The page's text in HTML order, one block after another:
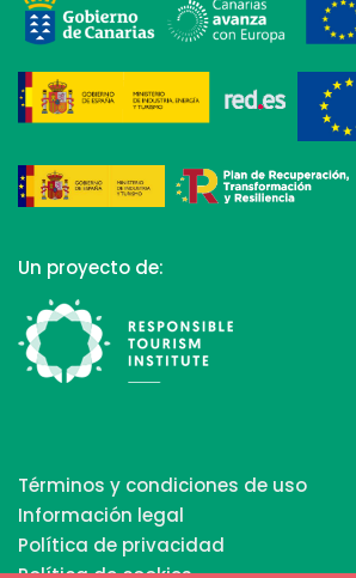
Un proyecto de:
Términos y condiciones de uso
Información legal
Política de privacidad